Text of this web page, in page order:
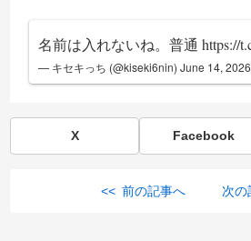
名前は入れないね。普通https://
— キセキっち (@kiseki6nin)June 14, 2026
X Facebook
<< 前の記事へ 次